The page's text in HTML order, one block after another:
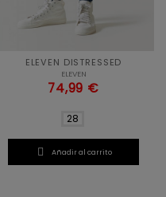
ELEVEN DISTRESSED
ELEVEN
74,99 €
28
 Añadir al carrito